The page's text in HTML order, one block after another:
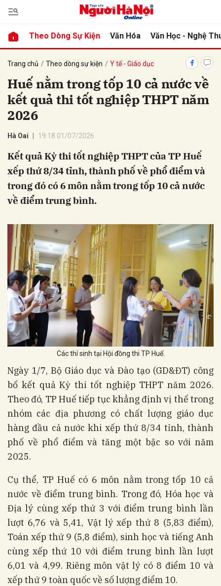
Theo Dòng Sự Kiện Văn Hóa Văn Học - Nghệ
Trang chủ Theo dòng sự kiện Y tế - Giáo dục
Huế nằm trong tốp 10 cả nước về
kết quả thi tốt nghiệp THPT năm
2026
Hà Oai 19:18 01/07/2026
Kết quả Kỳ thi tốt nghiệp THPT của TP Huế
xếp thứ 8/34 tỉnh, thành phố về phổ điểm và
trong đó có 6 môn nằm trong tốp 10 cả nước
về điểm trung bình.
Các thí sinh tại Hội đồng thi TP Huế.
Ngày 1/7, Bộ Giáo dục và Đào tạo (GD&ĐT) công
bố kết quả Kỳ thi tốt nghiệp THPT năm 2026.
Theo đó, TP Huế tiếp tục khẳng định vị thế trong
nhóm các địa phương có chất lượng giáo dục
hàng đầu cả nước khi xếp thứ 8/34 tỉnh, thành
phố về phổ điểm và tăng một bậc so với năm
2025.
Cụ thể, TP Huế có 6 môn nằm trong tốp 10 cả
nước về điểm trung bình. Trong đó, Hóa học và
Địa lý cùng xếp thứ 3 với điểm trung bình lần
lượt 6,76 và 5,41, Vật lý xếp thứ 8 (5,83 điểm),
Toán xếp thứ 9 (5,8 điểm), sinh học và tiếng Anh
cùng xếp thứ 10 với điểm trung bình lần lượt
6,01 và 4,99. Riêng môn vật lý có 8 điểm 10 và
xếp thứ 9 toàn quốc về số lượng điểm 10.
luận
Hủy